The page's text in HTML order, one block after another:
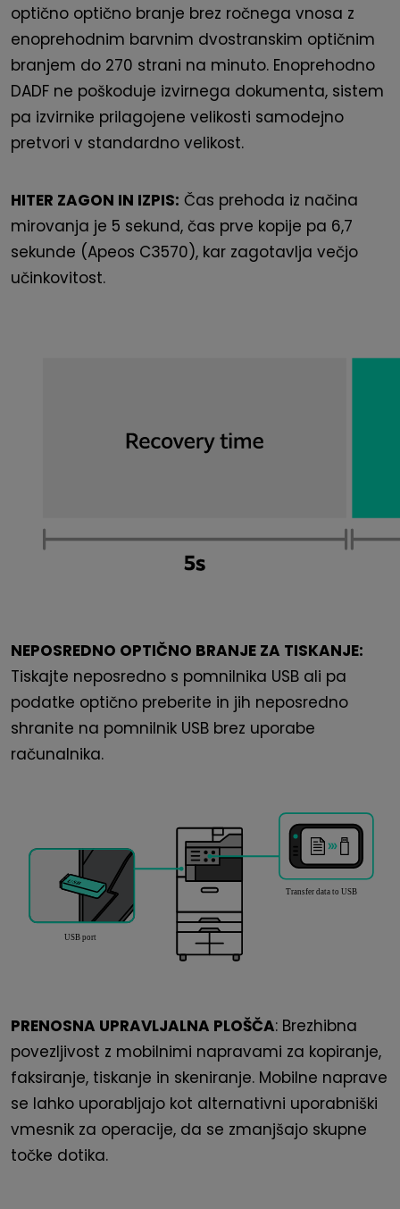
optično optično branje brez ročnega vnosa z
enoprehodnim barvnim dvostranskim optičnim
branjem do 270 strani na minuto. Enoprehodno
DADF ne poškoduje izvirnega dokumenta, sistem
pa izvirnike prilagojene velikosti samodejno
pretvori v standardno velikost.
HITER ZAGON IN IZPIS: Čas prehoda iz načina
mirovanja je 5 sekund, čas prve kopije pa 6,7
sekunde (Apeos C3570), kar zagotavlja večjo
učinkovitost.
NEPOSREDNO OPTIČNO BRANJE ZA TISKANJE:
Tiskajte neposredno s pomnilnika USB ali pa
podatke optično preberite in jih neposredno
shranite na pomnilnik USB brez uporabe
računalnika.
PRENOSNA UPRAVLJALNA PLOŠČA: Brezhibna
povezljivost z mobilnimi napravami za kopiranje,
faksiranje, tiskanje in skeniranje. Mobilne naprave
se lahko uporabljajo kot alternativni uporabniški
vmesnik za operacije, da se zmanjšajo skupne
točke dotika.